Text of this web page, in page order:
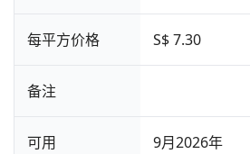
每平方价格 S$ 7.30
备注
可用 9月2026年